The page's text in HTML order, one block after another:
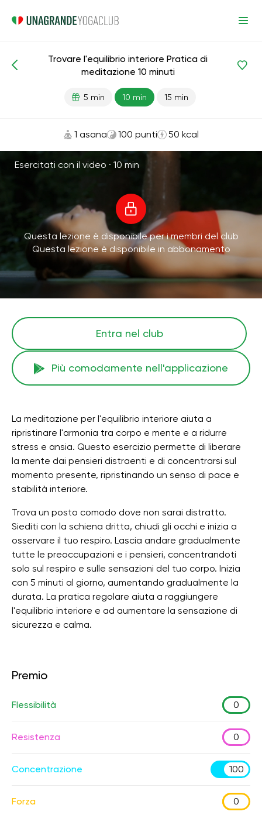
Meditazioni e respirazione Bilancia
Trovare l'equilibrio interiore Pratica di
meditazione 10 minuti
5 min 10 min 15 min
1 asana 100 punti 50 kcal
Esercitati con il video · 10 min
Questa lezione è disponibile per i membri del club
Questa lezione è disponibile in abbonamento
Entra nel club
Più comodamente nell'applicazione
La meditazione per l'equilibrio interiore aiuta a
ripristinare l'armonia tra corpo e mente e a ridurre
stress e ansia. Questo esercizio permette di liberare
la mente dai pensieri distraenti e di concentrarsi sul
momento presente, ripristinando un senso di pace e
stabilità interiore.
Trova un posto comodo dove non sarai distratto.
Siediti con la schiena dritta, chiudi gli occhi e inizia a
osservare il tuo respiro. Lascia andare gradualmente
tutte le preoccupazioni e i pensieri, concentrandoti
solo sul respiro e sulle sensazioni del tuo corpo. Inizia
con 5 minuti al giorno, aumentando gradualmente la
durata. La pratica regolare aiuta a raggiungere
l'equilibrio interiore e ad aumentare la sensazione di
sicurezza e calma.
Premio
Flessibilità 0
Resistenza 0
Concentrazione 100
Forza 0